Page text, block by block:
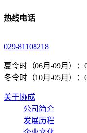
热线电话
029-81108218
夏令时（06月-09月）：
冬令时（10月-05月）：
关于协成
公司简介
发展历程